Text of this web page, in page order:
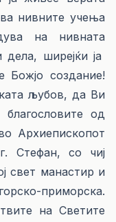
нивните учења
на нивната
ширејќи ја
Божјо создание!
љубов, да Ви
од
Архиепископот
Стефан, со чиј
свет манастир и
приморска.
на Светите